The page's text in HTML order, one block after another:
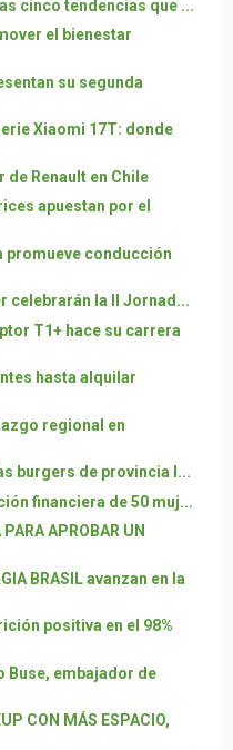
cinco tendencias que ...
el bienestar
su segunda
Xiaomi 17T: donde
Renault en Chile
apuestan por el
promueve conducción
celebrarán la II Jornad...
T1+ hace su carrera
hasta alquilar
regional en
burgers de provincia l...
financiera de 50 muj...
APROBAR UN
BRASIL avanzan en la
positiva en el 98%
Buse, embajador de
CON MÁS ESPACIO,